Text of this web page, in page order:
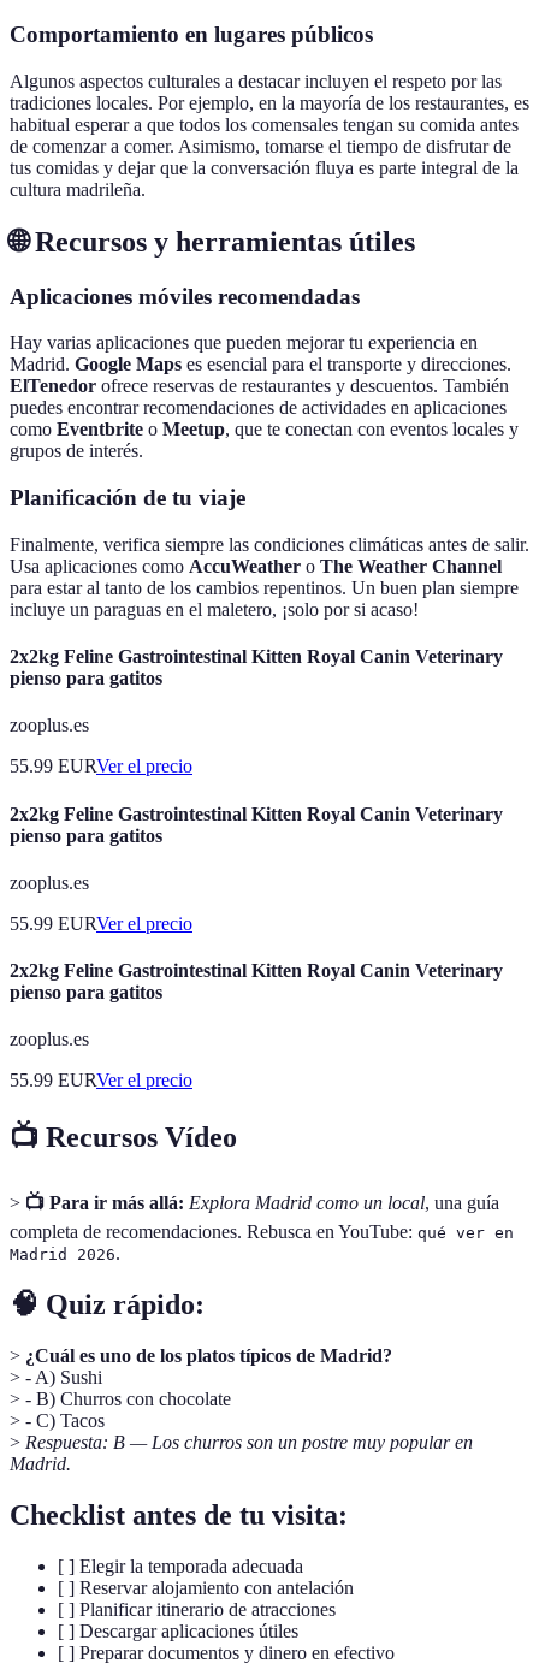
Comportamiento en lugares públicos
Algunos aspectos culturales a destacar incluyen el respeto por las
tradiciones locales. Por ejemplo, en la mayoría de los restaurantes, es
habitual esperar a que todos los comensales tengan su comida antes
de comenzar a comer. Asimismo, tomarse el tiempo de disfrutar de
tus comidas y dejar que la conversación fluya es parte integral de la
cultura madrileña.
🌐 Recursos y herramientas útiles
Aplicaciones móviles recomendadas
Hay varias aplicaciones que pueden mejorar tu experiencia en
Madrid. Google Maps es esencial para el transporte y direcciones.
ElTenedor ofrece reservas de restaurantes y descuentos. También
puedes encontrar recomendaciones de actividades en aplicaciones
como Eventbrite o Meetup, que te conectan con eventos locales y
grupos de interés.
Planificación de tu viaje
Finalmente, verifica siempre las condiciones climáticas antes de salir.
Usa aplicaciones como AccuWeather o The Weather Channel
para estar al tanto de los cambios repentinos. Un buen plan siempre
incluye un paraguas en el maletero, ¡solo por si acaso!
2x2kg Feline Gastrointestinal Kitten Royal Canin Veterinary
pienso para gatitos
zooplus.es
55.99 EURVer el precio
2x2kg Feline Gastrointestinal Kitten Royal Canin Veterinary
pienso para gatitos
zooplus.es
55.99 EURVer el precio
2x2kg Feline Gastrointestinal Kitten Royal Canin Veterinary
pienso para gatitos
zooplus.es
55.99 EURVer el precio
📺 Recursos Vídeo
> 📺 Para ir más allá: Explora Madrid como un local, una guía
completa de recomendaciones. Rebusca en YouTube: qué ver en
Madrid 2026.
🧠 Quiz rápido:
> ¿Cuál es uno de los platos típicos de Madrid?
> - A) Sushi
> - B) Churros con chocolate
> - C) Tacos
> Respuesta: B — Los churros son un postre muy popular en
Madrid.
Checklist antes de tu visita:
[ ] Elegir la temporada adecuada
[ ] Reservar alojamiento con antelación
[ ] Planificar itinerario de atracciones
[ ] Descargar aplicaciones útiles
[ ] Preparar documentos y dinero en efectivo